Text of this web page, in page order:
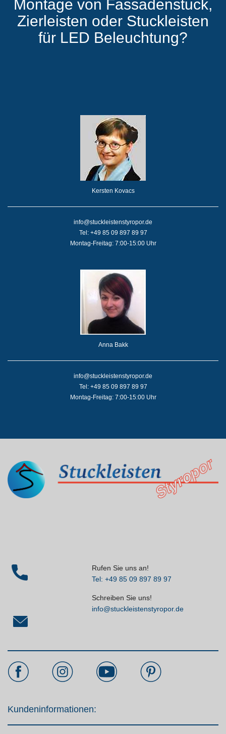
Montage von Fassadenstuck,
Zierleisten oder Stuckleisten
für LED Beleuchtung?
Kersten Kovacs
info@stuckleistenstyropor.de
Tel: +49 85 09 897 89 97
Montag-Freitag: 7:00-15:00 Uhr
Anna Bakk
info@stuckleistenstyropor.de
Tel: +49 85 09 897 89 97
Montag-Freitag: 7:00-15:00 Uhr
Rufen Sie uns an!
Tel: +49 85 09 897 89 97
Schreiben Sie uns!
info@stuckleistenstyropor.de
Kundeninformationen: